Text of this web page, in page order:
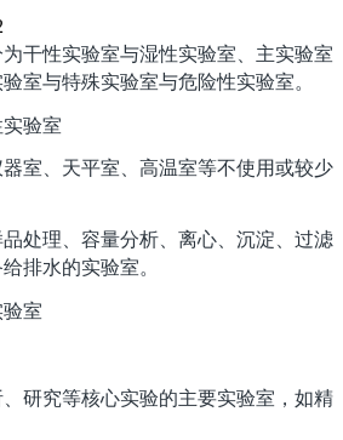
干性实验室与湿性实验室、主实验室
室与特殊实验室与危险性实验室。
验室
室、天平室、高温室等不使用或较少
处理、容量分析、离心、沉淀、过滤
排水的实验室。
室
研究等核心实验的主要实验室，如精